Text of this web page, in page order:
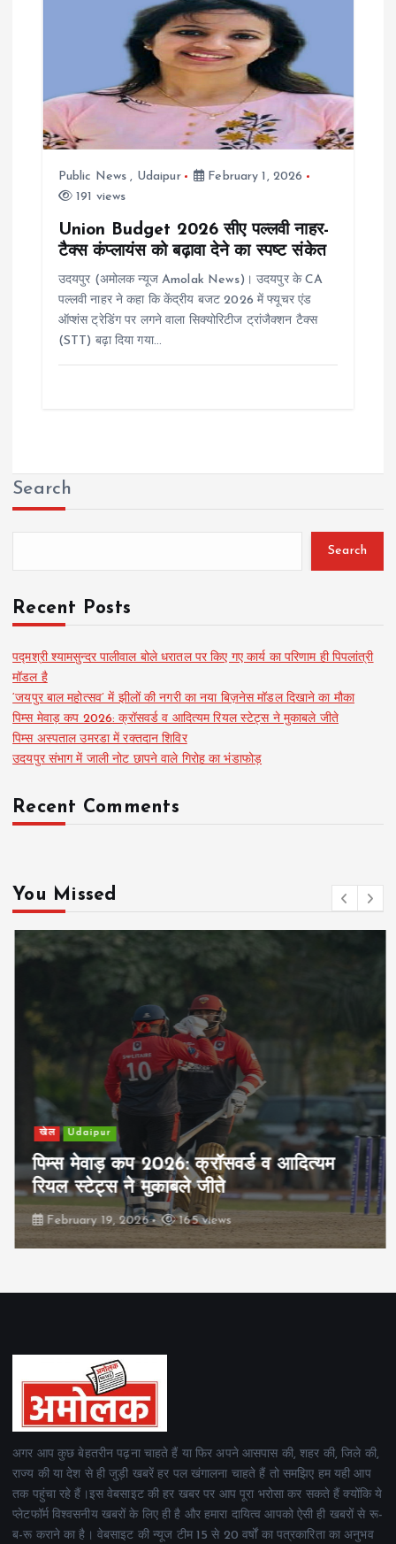
Public News , Udaipur
February 1, 2026
191 views
Union Budget 2026 सीए पल्लवी नाहर-
टैक्स कंप्लायंस को बढ़ावा देने का स्पष्ट संकेत
उदयपुर (अमोलक न्यूज Amolak News)। उदयपुर के CA
पल्लवी नाहर ने कहा कि केंद्रीय बजट 2026 में फ्यूचर एंड
ऑप्शंस ट्रेडिंग पर लगने वाला सिक्योरिटीज ट्रांजैक्शन टैक्स
(STT) बढ़ा दिया गया…
Search
Search
Recent Posts
पद्मश्री श्यामसुन्दर पालीवाल बोले धरातल पर किए गए कार्य का परिणाम ही पिपलांत्री
मॉडल है
‘जयपुर बाल महोत्सव’ में झीलों की नगरी का नया बिज़नेस मॉडल दिखाने का मौका
पिम्स मेवाड़ कप 2026: क्रॉसवर्ड व आदित्यम रियल स्टेट्स ने मुकाबले जीते
पिम्स अस्पताल उमरडा में रक्तदान शिविर
उदयपुर संभाग में जाली नोट छापने वाले गिरोह का भंडाफोड़
Recent Comments
You Missed
खेल Udaipur
पिम्स मेवाड़ कप 2026: क्रॉसवर्ड व आदित्यम
रियल स्टेट्स ने मुकाबले जीते
February 19, 2026 165 views
अगर आप कुछ बेहतरीन पढ़ना चाहते हैं या फिर अपने आसपास की, शहर की, जिले की,
राज्य की या देश से ही जुड़ी खबरें हर पल खंगालना चाहते हैं तो समझिए हम यही आप
तक पहुंचा रहे हैं।इस वेबसाइट की हर खबर पर आप पूरा भरोसा कर सकते हैं क्योंकि ये
प्लेटफॉर्म विश्वसनीय खबरों के लिए ही है और हमारा दायित्व आपको ऐसी ही खबरों से रू-
ब-रू कराने का है। वेबसाइट की न्यूज टीम 15 से 20 वर्षों का पत्रकारिता का अनुभव